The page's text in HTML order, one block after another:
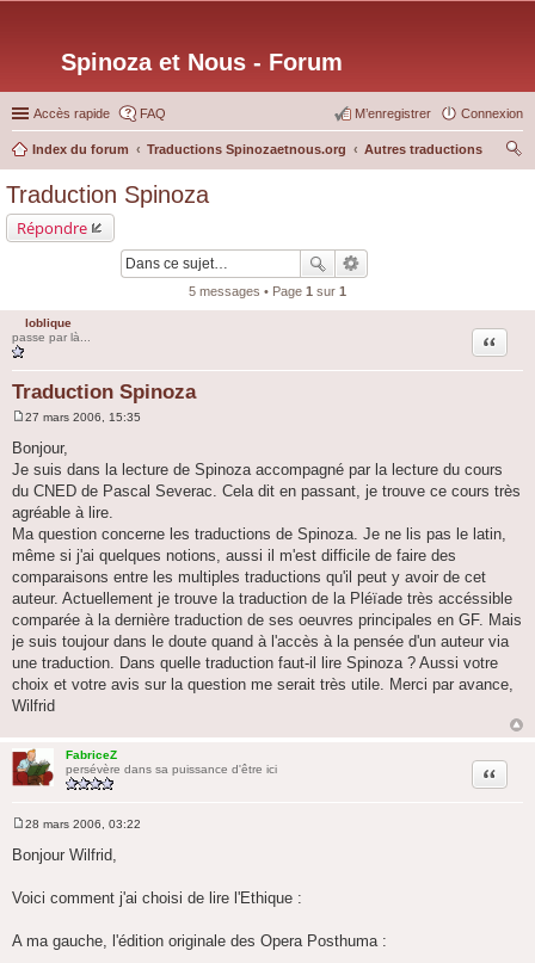
Spinoza et Nous - Forum
Accès rapide FAQ Connexion
M’enregistrer
Index du forum Traductions Spinozaetnous.org
Autres traductions
Traduction Spinoza
Répondre
5 messages • Page 1 sur 1
loblique
passe par là...
Traduction Spinoza
Citation
s
s
g
e
27 mars 2006, 15:35
Bonjour,
Je suis dans la lecture de Spinoza accompagné par la lecture du cours
du CNED de Pascal Severac. Cela dit en passant, je trouve ce cours très
agréable à lire.
Ma question concerne les traductions de Spinoza. Je ne lis pas le latin,
même si j'ai quelques notions, aussi il m'est difficile de faire des
comparaisons entre les multiples traductions qu'il peut y avoir de cet
auteur. Actuellement je trouve la traduction de la Pléïade très accéssible
comparée à la dernière traduction de ses oeuvres principales en GF. Mais
je suis toujour dans le doute quand à l'accès à la pensée d'un auteur via
une traduction. Dans quelle traduction faut-il lire Spinoza ? Aussi votre
choix et votre avis sur la question me serait très utile. Merci par avance,
Wilfrid
FabriceZ
persévère dans sa puissance d'être ici
Citation
s
a
g
28 mars 2006, 03:22
Bonjour Wilfrid,
Voici comment j'ai choisi de lire l'Ethique :
A ma gauche, l'édition originale des Opera Posthuma :